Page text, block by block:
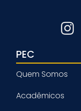
PEC
Quem Somos
Acadêmicos